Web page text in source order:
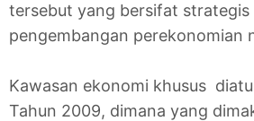
tersebut yang bersifat strategis
pengembangan perekonomian
Kawasan ekonomi khusus
Tahun 2009, dimana yang